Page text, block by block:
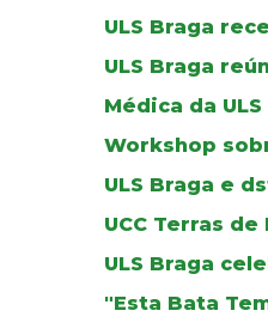
ULS Braga
ULS Braga
Médica da
Workshop
ULS Braga e
UCC Terras
ULS Braga
"Esta Bata